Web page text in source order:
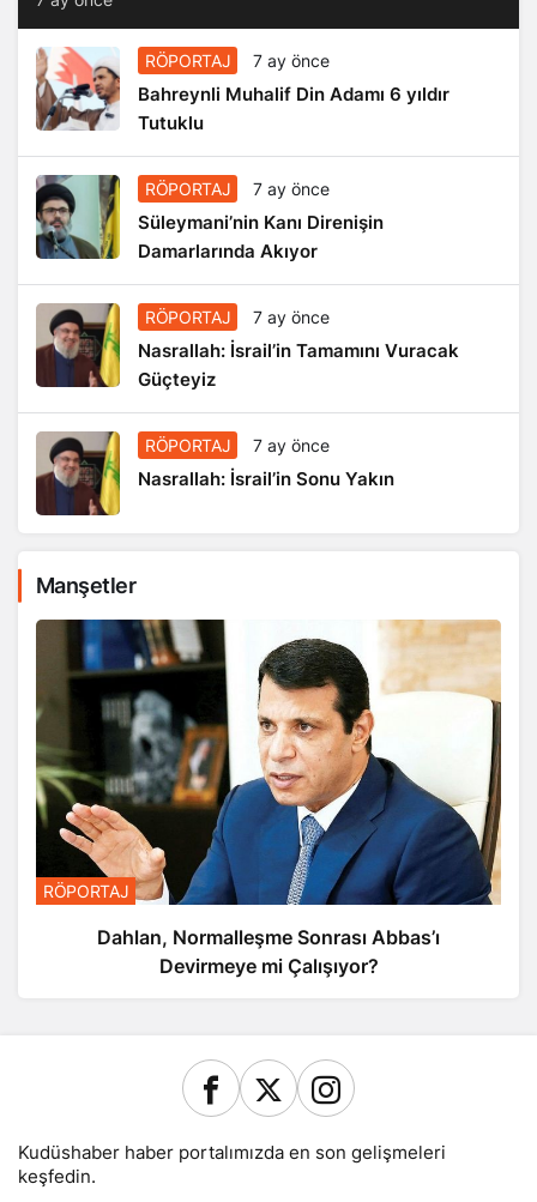
RÖPORTAJ 7 ay önce
Bahreynli Muhalif Din Adamı 6 yıldır
Tutuklu
RÖPORTAJ 7 ay önce
Süleymani’nin Kanı Direnişin
Damarlarında Akıyor
RÖPORTAJ 7 ay önce
Nasrallah: İsrail’in Tamamını Vuracak
Güçteyiz
RÖPORTAJ 7 ay önce
Nasrallah: İsrail’in Sonu Yakın
Manşetler
RÖPORTAJ
Dahlan, Normalleşme Sonrası Abbas’ı
Devirmeye mi Çalışıyor?
Kudüshaber haber portalımızda en son gelişmeleri
keşfedin.